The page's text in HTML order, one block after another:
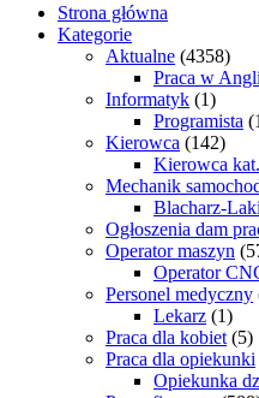
Strona główna
Kategorie
Aktualne (4358)
Praca w
Informatyk (1)
Programista
Kierowca (142)
Kierowca
Mechanik
Blacharz-
Ogłoszenia dam
Operator maszyn
Operator
Personel medyczny
Lekarz (1)
Praca dla kobiet (5)
Praca dla opiekunki
Opiekunka